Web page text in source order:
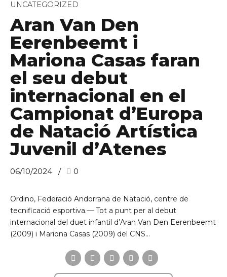
UNCATEGORIZED
Aran Van Den
Eerenbeemt i
Mariona Casas faran
el seu debut
internacional en el
Campionat d’Europa
de Natació Artística
Juvenil d’Atenes
06/10/2024 0
Ordino, Federació Andorrana de Natació, centre de
tecnificació esportiva.— Tot a punt per al debut
internacional del duet infantil d’Aran Van Den Eerenbeemt
(2009) i Mariona Casas (2009) del CNS...